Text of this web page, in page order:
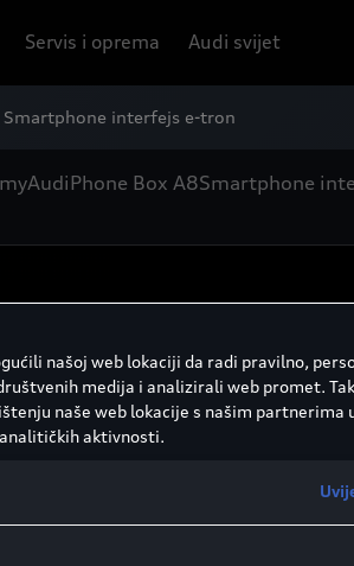
Servis i oprema Audi svijet
Smartphone interfejs e-tron
myAudiPhone Box A8Smartphone
našoj web lokaciji da radi pravilno,
medija i analizirali web promet.
naše web lokacije s našim partnerima
aktivnosti.